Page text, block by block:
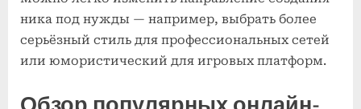
ника под нужды — например, выбрать более
серьёзный стиль для профессиональных сетей
или юмористический для игровых платформ.